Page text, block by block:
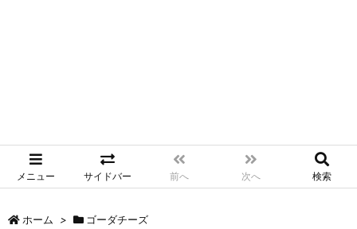
メニュー サイドバー 前へ 次へ 検索
ホーム > ゴーダチーズ